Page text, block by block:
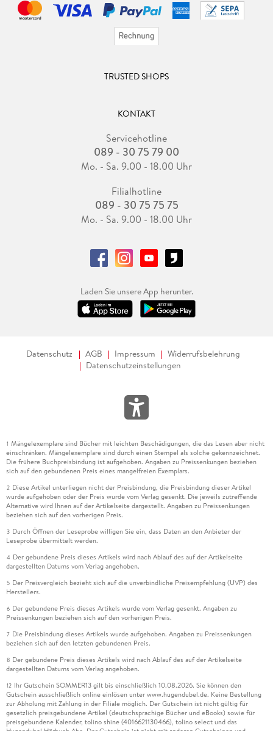
TRUSTED SHOPS
KONTAKT
Servicehotline
089 - 30 75 79 00
Mo. - Sa. 9.00 - 18.00 Uhr
Filialhotline
089 - 30 75 75 75
Mo. - Sa. 9.00 - 18.00 Uhr
Laden Sie unsere App herunter.
Datenschutz AGB Impressum
Widerrufsbelehrung
Datenschutzeinstellungen
1 Mängelexemplare sind Bücher mit leichten Beschädigungen, die das Lesen aber nicht
einschränken. Mängelexemplare sind durch einen Stempel als solche gekennzeichnet.
Die frühere Buchpreisbindung ist aufgehoben. Angaben zu Preissenkungen beziehen
sich auf den gebundenen Preis eines mangelfreien Exemplars.
2 Diese Artikel unterliegen nicht der Preisbindung, die Preisbindung dieser Artikel
wurde aufgehoben oder der Preis wurde vom Verlag gesenkt. Die jeweils zutreffende
Alternative wird Ihnen auf der Artikelseite dargestellt. Angaben zu Preissenkungen
beziehen sich auf den vorherigen Preis.
3 Durch Öffnen der Leseprobe willigen Sie ein, dass Daten an den Anbieter der
Leseprobe übermittelt werden.
4 Der gebundene Preis dieses Artikels wird nach Ablauf des auf der Artikelseite
dargestellten Datums vom Verlag angehoben.
5 Der Preisvergleich bezieht sich auf die unverbindliche Preisempfehlung (UVP) des
Herstellers.
6 Der gebundene Preis dieses Artikels wurde vom Verlag gesenkt. Angaben zu
Preissenkungen beziehen sich auf den vorherigen Preis.
7 Die Preisbindung dieses Artikels wurde aufgehoben. Angaben zu Preissenkungen
beziehen sich auf den letzten gebundenen Preis.
8 Der gebundene Preis dieses Artikels wird nach Ablauf des auf der Artikelseite
dargestellten Datums vom Verlag angehoben.
12 Ihr Gutschein SOMMER13 gilt bis einschließlich 10.08.2026. Sie können den
Gutschein ausschließlich online einlösen unter www.hugendubel.de. Keine Bestellung
zur Abholung mit Zahlung in der Filiale möglich. Der Gutschein ist nicht gültig für
gesetzlich preisgebundene Artikel (deutschsprachige Bücher und eBooks) sowie für
preisgebundene Kalender, tolino shine (4016621130466), tolino select und das